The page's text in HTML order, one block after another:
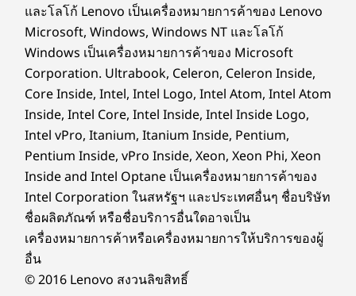
แป้นพิมพ์ระดับมืออาชีพที่สะดวกสบาย
ตลอดวัน แป้นพิมพ์ IdeaPad Pro 5i ขนาด
คีย์บอร์ด
ระยะการกดของปุ่ม 1.5 มม
พร้อมไฟแบ็คไลท์
Luna Grey
Jelly Mint
ข้อมูลจำเพาะอาจแตกต่างกันไปขึ้นอยู่กับภูมิภาคหรือรุ่น
ความยั่งยืน
วัสดุ
อะลูมิเนียมรีไซเคิล 50% ในฝาครอบ D
IdeaPad Pro 5i (14” Intel) ทนทานหรือไม่
IdeaPad Pro 5i (14” Intel) ได้รับการออกแบบมาเพื่อ
ความทนทาน ตัวเครื่องผ่านการทดสอบความทนทาน
ตามมาตรฐานทางทหาร MIL-STD-810H ซึ่งหมายความ
ว่าทนทานพอที่จะรองรับแรงกระแทกและการใช้งานใน
ชีวิตประจำวัน ไม่ว่าคุณจะทำงานจากร้านกาแฟหรือเดิน
ทางไปทำงาน คุณสามารถไว้วางใจได้ว่าอุปกรณ์นี้จะ
ตอบสนองไลฟ์สไตล์ที่ต้องการประสิทธิภาพสูงของคุณ
และโลโก้ Lenovo เป็นเครื่องหมายการค้าของ Lenovo
Microsoft, Windows, Windows NT และโลโก้
Windows เป็นเครื่องหมายการค้าของ Microsoft
Corporation. Ultrabook, Celeron, Celeron Inside,
Core Inside, Intel, Intel Logo, Intel Atom, Intel Atom
Inside, Intel Core, Intel Inside, Intel Inside Logo,
Intel vPro, Itanium, Itanium Inside, Pentium,
Pentium Inside, vPro Inside, Xeon, Xeon Phi, Xeon
Inside and Intel Optane เป็นเครื่องหมายการค้าของ
Intel Corporation ในสหรัฐฯ และประเทศอื่นๆ ชื่อบริษัท
ชื่อผลิตภัณฑ์ หรือชื่อบริการอื่นใดอาจเป็น
เครื่องหมายการค้าหรือเครื่องหมายการให้บริการของผู้
อื่น
© 2016 Lenovo สงวนลิขสิทธิ์